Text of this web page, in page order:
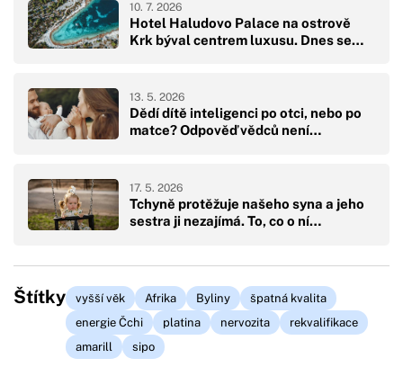
Hotel Haludovo Palace na ostrově
Krk býval centrem luxusu. Dnes se…
10. 7. 2026
Dědí dítě inteligenci po otci, nebo po
matce? Odpověď vědců není…
13. 5. 2026
Tchyně protěžuje našeho syna a jeho
sestra ji nezajímá. To, co o ní…
17. 5. 2026
Štítky vyšší věk Afrika Byliny
špatná kvalita
energie Čchi
platina nervozita
rekvalifikace
amarill
sipo